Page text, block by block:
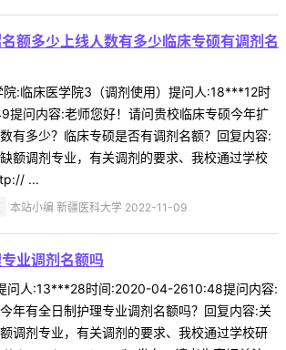
额多少上线人数有多少临床专硕有调剂名
院:临床医学院3（调剂使用）提问人:18***12时
问内容:老师您好！请问贵校临床专硕今年扩
有多少？临床专硕是否有调剂名额？回复内容:
额调剂专业，有关调剂的要求、我校通过学校
...
本站小编 新疆医科大学 2022-11-09
业调剂名额吗
问人:13***28时间:2020-04-2610:48提问内容:
年有全日制护理专业调剂名额吗？回复内容:关
调剂专业，有关调剂的要求、我校通过学校研